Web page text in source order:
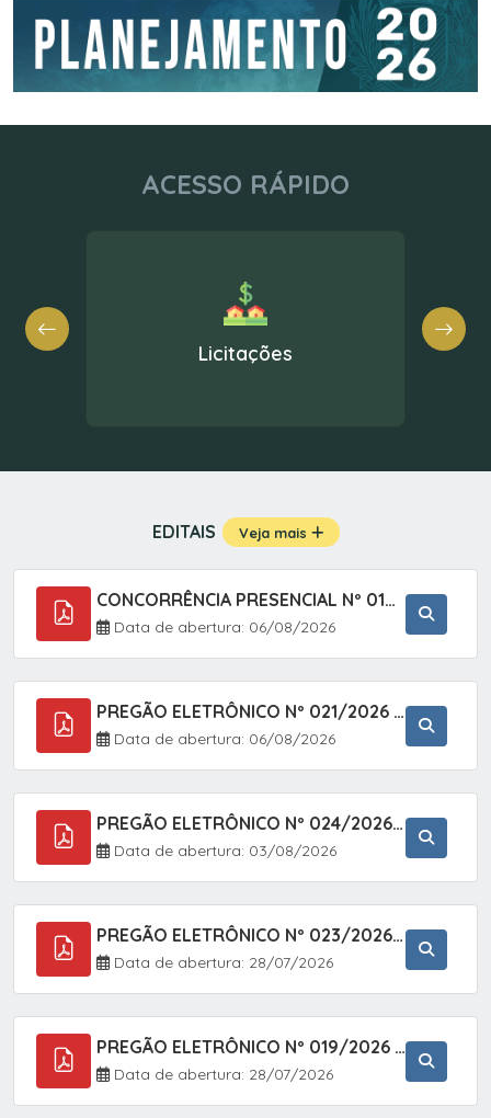
ACESSO RÁPIDO
Nota Fiscal Eletrônica
EDITAIS Veja mais
CONCORRÊNCIA PRESENCIAL Nº 019/2025 - PAVIMENTAÇÃO ASFÁLTICA EM TRECHO DA RUA 2 NO BAIRRO VILA SOARES NO MUNICÍPIO DE SETE BARRAS/SP.
Data de abertura: 06/08/2026
PREGÃO ELETRÔNICO Nº 021/2026 - AQUISIÇÃO DE CONTENTORES E CARRINHOS, DESTINADOS A COLETIVA E MANEJO DE RESÍDUOS SÓLIDOS, ATRAVÉS DO SISTEMA DE REGISTRO DE PREÇOS (SRP)
Data de abertura: 06/08/2026
PREGÃO ELETRÔNICO Nº 024/2026 - AQUISIÇÃO DE GÁS MEDICINAL TIPO OXIGÊNIO (1,00 M3, 3,00 M3 E 10,00 M3), EM ATENDIMENTO À SECRETARIA MUNICIPAL DE SAÚDE, ATRAVÉS DO SISTEMA DE REGISTRO DE PREÇOS (SRP)
Data de abertura: 03/08/2026
PREGÃO ELETRÔNICO Nº 023/2026 - AQUISIÇÃO DE ENXOVAL INFANTIL, EM ATENDIMENTO À SECRETARIA MUNICIPAL DE EDUCAÇÃO, ATRAVÉS DO SISTEMA DE REGISTRO DE PREÇOS (SRP).
Data de abertura: 28/07/2026
PREGÃO ELETRÔNICO Nº 019/2026 - CONTRATAÇÃO DE EMPRESA ESPECIALIZADA PARA A PRESTAÇÃO DE SERVIÇOS VETERINÁRIOS CLÍNICOS E CIRÚRGICOS, COM FOCO EM AÇÕES DE SAÚDE PÚBLICA, BEM-ESTAR ANIMAL E CONTROLE POPULACIONAL ÉTICO DE CÃES E GATOS, EM ATENDIMENTO À
Data de abertura: 28/07/2026